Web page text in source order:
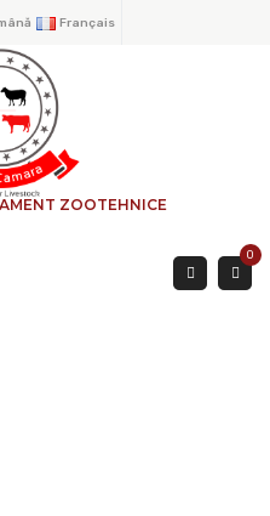
Français
ZOOTEHNICE
0